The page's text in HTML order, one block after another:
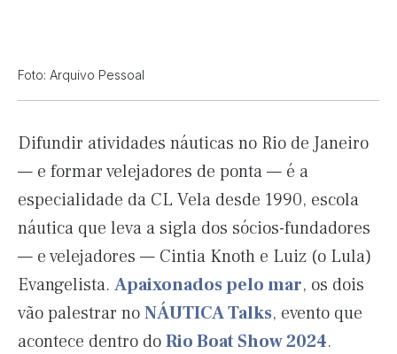
Foto: Arquivo Pessoal
Difundir atividades náuticas no Rio de Janeiro
— e formar velejadores de ponta — é a
especialidade da CL Vela desde 1990, escola
náutica que leva a sigla dos sócios-fundadores
— e velejadores — Cintia Knoth e Luiz (o Lula)
Evangelista. Apaixonados pelo mar, os dois
vão palestrar noNÁUTICA Talks, evento que
acontece dentro doRio Boat Show 2024.